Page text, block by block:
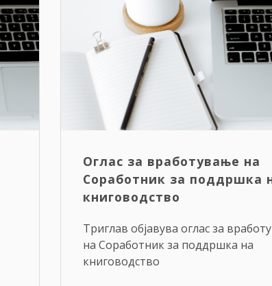
Оглас за вработување на
Соработник за поддршка
книговодство
Триглав објавува оглас за
на Соработник за поддршка на
книговодство